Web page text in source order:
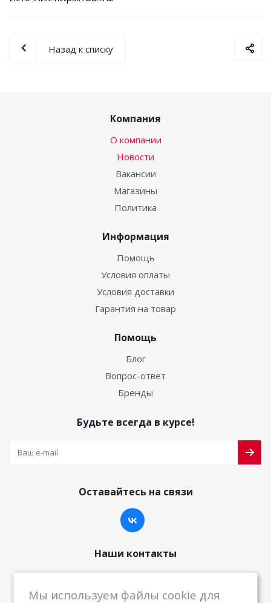
Назад к списку
Компания
О компании
Новости
Вакансии
Магазины
Политика
Информация
Помощь
Условия оплаты
Условия доставки
Гарантия на товар
Помощь
Блог
Вопрос-ответ
Бренды
Будьте всегда в курсе!
Оставайтесь на связи
Наши контакты
Мы используем файлы cookie для